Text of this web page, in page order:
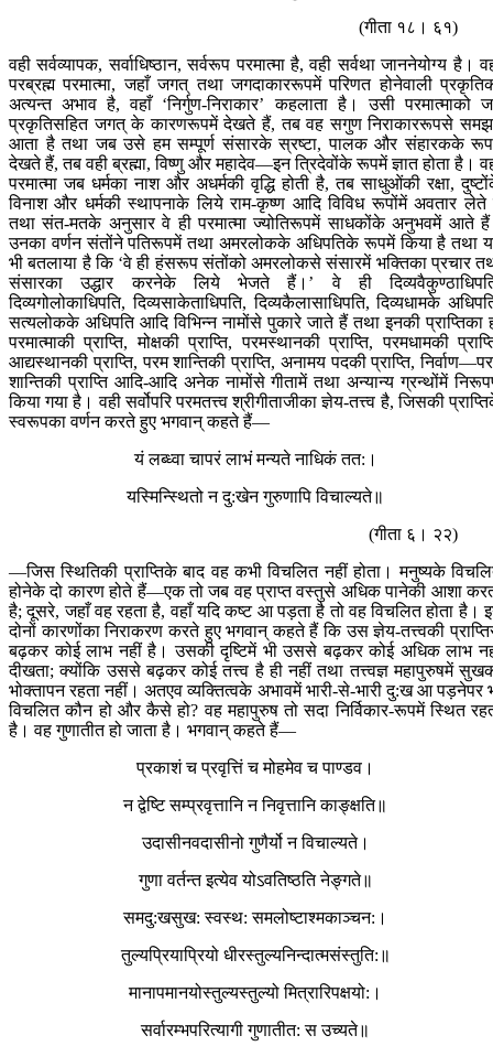
(गीता १८। ६१)
वही सर्वव्यापक, सर्वाधिष्ठान, सर्वरूप परमात्मा है, वही सर्वथा जाननेयोग्य है।
परब्रह्म परमात्मा, जहाँ जगत् तथा जगदाकाररूपमें परिणत होनेवाली
अत्यन्त अभाव है, वहाँ ‘निर्गुण-निराकार’ कहलाता है। उसी परमात्माको
प्रकृतिसहित जगत् के कारणरूपमें देखते हैं, तब वह सगुण निराकाररूपसे
आता है तथा जब उसे हम सम्पूर्ण संसारके स्रष्टा, पालक और संहारकके
देखते हैं, तब वही ब्रह्मा, विष्णु और महादेव—इन त्रिदेवोंके रूपमें ज्ञात होता है।
परमात्मा जब धर्मका नाश और अधर्मकी वृद्धि होती है, तब साधुओंकी रक्षा,
विनाश और धर्मकी स्थापनाके लिये राम-कृष्ण आदि विविध रूपोंमें अवतार लेते
तथा संत-मतके अनुसार वे ही परमात्मा ज्योतिरूपमें साधकोंके अनुभवमें आते
उनका वर्णन संतोंने पतिरूपमें तथा अमरलोकके अधिपतिके रूपमें किया है तथा
भी बतलाया है कि ‘वे ही हंसरूप संतोंको अमरलोकसे संसारमें भक्तिका प्रचार
संसारका उद्धार करनेके लिये भेजते हैं।’ वे ही
दिव्यगोलोकाधिपति, दिव्यसाकेताधिपति, दिव्यकैलासाधिपति, दिव्यधामके
सत्यलोकके अधिपति आदि विभिन्न नामोंसे पुकारे जाते हैं तथा इनकी प्राप्तिका
परमात्माकी प्राप्ति, मोक्षकी प्राप्ति, परमस्थानकी प्राप्ति, परमधामकी
आद्यस्थानकी प्राप्ति, परम शान्तिकी प्राप्ति, अनामय पदकी प्राप्ति,
शान्तिकी प्राप्ति आदि-आदि अनेक नामोंसे गीतामें तथा अन्यान्य ग्रन्थोंमें
किया गया है। वही सर्वोपरि परमतत्त्व श्रीगीताजीका ज्ञेय-तत्त्व है, जिसकी
स्वरूपका वर्णन करते हुए भगवान् कहते हैं—
यं लब्ध्वा चापरं लाभं मन्यते नाधिकं तत:।
यस्मिन्स्थितो न दु:खेन गुरुणापि विचाल्यते॥
(गीता ६। २२)
—जिस स्थितिकी प्राप्तिके बाद वह कभी विचलित नहीं होता। मनुष्यके
होनेके दो कारण होते हैं—एक तो जब वह प्राप्त वस्तुसे अधिक पानेकी आशा
है; दूसरे, जहाँ वह रहता है, वहाँ यदि कष्ट आ पड़ता है तो वह विचलित होता है।
दोनों कारणोंका निराकरण करते हुए भगवान् कहते हैं कि उस ज्ञेय-तत्त्वकी
बढ़कर कोई लाभ नहीं है। उसकी दृष्टिमें भी उससे बढ़कर कोई अधिक लाभ
दीखता; क्योंकि उससे बढ़कर कोई तत्त्व है ही नहीं तथा तत्त्वज्ञ महापुरुषमें
भोक्तापन रहता नहीं। अतएव व्यक्तित्वके अभावमें भारी-से-भारी दु:ख आ पड़नेपर
विचलित कौन हो और कैसे हो? वह महापुरुष तो सदा निर्विकार-रूपमें स्थित
है। वह गुणातीत हो जाता है। भगवान् कहते हैं—
प्रकाशं च प्रवृत्तिं च मोहमेव च पाण्डव।
न द्वेष्टि सम्प्रवृत्तानि न निवृत्तानि काङ्क्षति॥
उदासीनवदासीनो गुणैर्यो न विचाल्यते।
गुणा वर्तन्त इत्येव योऽवतिष्ठति नेङ्गते॥
समदु:खसुख: स्वस्थ: समलोष्टाश्मकाञ्चन:।
तुल्यप्रियाप्रियो धीरस्तुल्यनिन्दात्मसंस्तुति:॥
मानापमानयोस्तुल्यस्तुल्यो मित्रारिपक्षयो:।
सर्वारम्भपरित्यागी गुणातीत: स उच्यते॥